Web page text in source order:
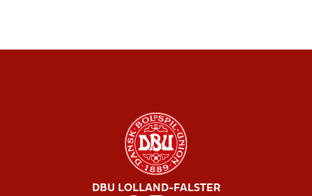
DBU LOLLAND-FALSTER